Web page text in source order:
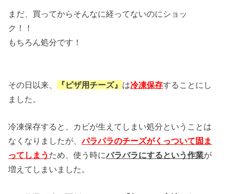
まだ、買ってからそんなに経ってないのにショッ
ク！！
もちろん処分です！
その日以来、 『ピザ用チーズ』 は冷凍保存することにし
ました。
冷凍保存すると、カビが生えてしまい処分ということは
なくなりましたが、パラパラのチーズがくっついて固ま
ってしまう ため、使う時にバラバラにするという作業が
増えてしまいました。